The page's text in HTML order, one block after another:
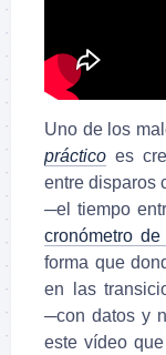
Uno de los
práctico es
entre disparos
─el tiempo
cronómetro de
forma que
en las
─con datos y
este vídeo